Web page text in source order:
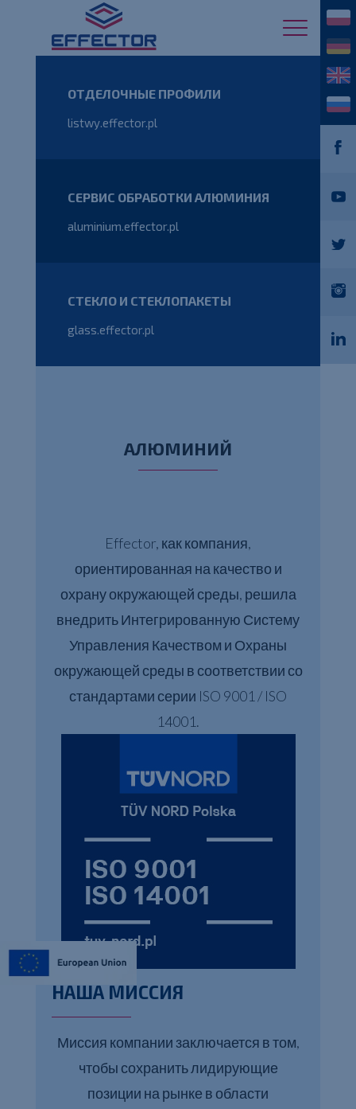
ОТДЕЛОЧНЫЕ ПРОФИЛИ
listwy.effector.pl
СЕРВИС ОБРАБОТКИ АЛЮМИНИЯ
aluminium.effector.pl
СТЕКЛО И СТЕКЛОПАКЕТЫ
glass.effector.pl
АЛЮМИНИЙ
Effector, как компания,
ориентированная на качество и
охрану окружающей среды, решила
внедрить Интегрированную Систему
Управления Качеством и Охраны
окружающей среды в соответствии со
стандартами серии ISO 9001 / ISO
14001.
НАША МИССИЯ
Миссия компании заключается в том,
чтобы сохранить лидирующие
позиции на рынке в области